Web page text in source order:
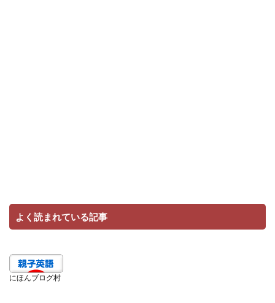
よく読まれている記事
にほんブログ村